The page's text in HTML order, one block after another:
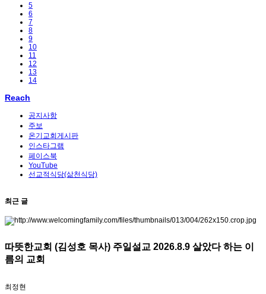
5
6
7
8
9
10
11
12
13
14
Reach
공지사항
주보
온기교회게시판
인스타그램
페이스북
YouTube
선교적식당(삶천식당)
최근 글
따뜻한교회 (김성호 목사) 주일설교 2026.8.9 살았다 하는 이
름의 교회
최정현